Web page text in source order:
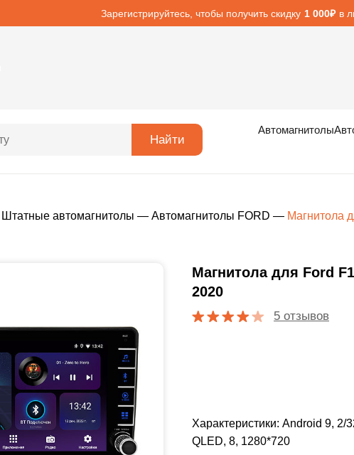
Зарегистрируйтесь, чтобы получить скидку 1 000₽ в
Найти
Автомагнитолы
Штатные автомагнитолы — Автомагнитолы FORD — Магнитола
Магнитола для Ford
2020
5 отзывов
Характеристики: Android 9, 2/
QLED, 8, 1280*720